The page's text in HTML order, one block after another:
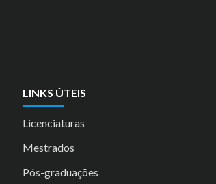
LINKS ÚTEIS
Licenciaturas
Mestrados
Pós-graduações